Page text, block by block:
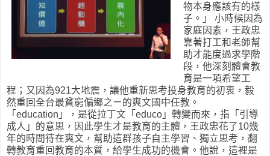
物本身應該有的樣
子。」 小時候因為
家庭因素，王政忠
靠著打工和老師幫
助才能度過求學階
段，他深刻體會教
育是一­項希望工
程；又因為921大地震，讓他重新思考投身教育的初衷，毅
然重回全台最貧窮偏­鄉之ㄧ的爽文國中任教。
「education」，是從拉丁文「educo」轉變而來，­指「引導
成人」的意思，因此學生才是教育的主體，王政忠花了10幾
年的時間待在爽文，­幫助這群孩子自主學習、獨立思考，翻
轉教育重回教育的本質，給學生成功的機會。他說，­這裡是